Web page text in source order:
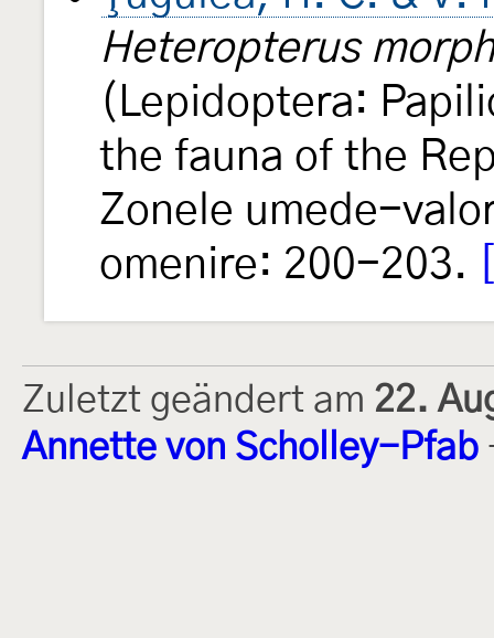
Heteropterus
(Lepidoptera:
the fauna of the
Zonele umede-
omenire: 200-203.
Zuletzt geändert am 22.
Annette von Scholley-Pfab